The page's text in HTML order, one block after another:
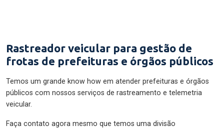
Rastreador veicular para gestão de
frotas de prefeituras e órgãos públicos
Temos um grande know how em atender prefeituras e órgãos
públicos com nossos serviços de rastreamento e telemetria
veicular.
Faça contato agora mesmo que temos uma divisão